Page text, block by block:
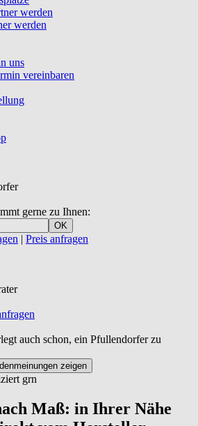
werden
werden
uns
vereinbaren
gerne zu Ihnen:
OK
| Preis anfragen
auch schon, ein Pfullendorfer zu
zeigen
Maß: in Ihrer Nähe